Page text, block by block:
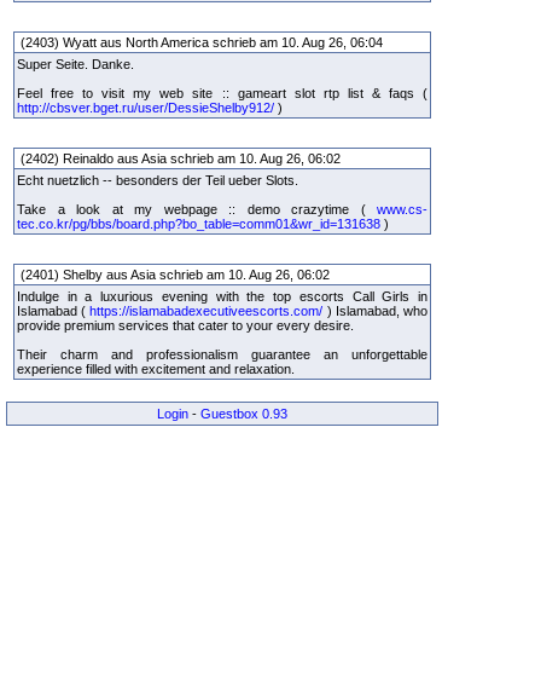
(2403) Wyatt aus North America schrieb am 10. Aug 26, 06:04
Super Seite. Danke.
Feel free to visit my web site :: gameart slot rtp list & faqs (
http://cbsver.bget.ru/user/DessieShelby912/ )
(2402) Reinaldo aus Asia schrieb am 10. Aug 26, 06:02
Echt nuetzlich -- besonders der Teil ueber Slots.
Take a look at my webpage :: demo crazytime ( www.cs-
tec.co.kr/pg/bbs/board.php?bo_table=comm01&wr_id=131638 )
(2401) Shelby aus Asia schrieb am 10. Aug 26, 06:02
Indulge in a luxurious evening with the top escorts Call Girls in
Islamabad (https://islamabadexecutiveescorts.com/ ) Islamabad, who
provide premium services that cater to your every desire.
Their charm and professionalism guarantee an unforgettable
experience filled with excitement and relaxation.
Login - Guestbox 0.93